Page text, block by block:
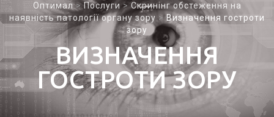
Оптимал> Послуги >Скринінг обстеження на
наявність патології органу зору > Визначення гостроти
зору
ВИЗНАЧЕННЯ
ГОСТРОТИ ЗОРУ